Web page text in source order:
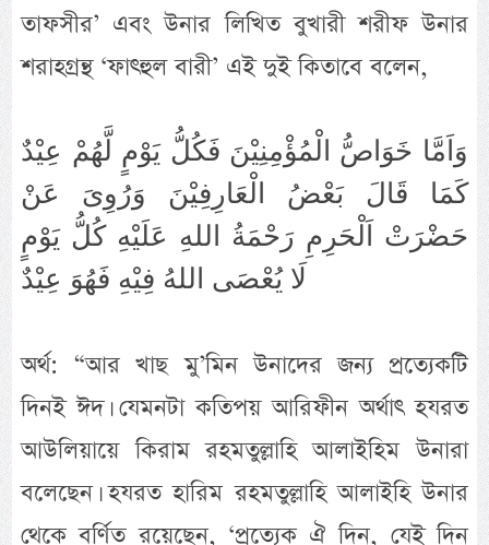
তাফসীর’ এবং উনার লিখিত বুখারী শরীফ উনার
শরাহগ্রন্থ ‘ফাত্হুল বারী’ এই দুই কিতাবে বলেন,
وَاَمَّا خَوَاصُّ الْمُؤْمِنِيْنَ فَكُلُّ يَوْمٍ لَّهُمْ عِيْدٌ
كَمَا قَالَ بَعْضُ الْعَارِفِيْنَ وَرُوِىَ عَنْ
حَضْرَتْ اَلْحَرِمِ رَحْمَةُ اللهِ عَلَيْهِ كُلُّ يَوْمٍ
لَا يُعْصَى اللهُ فِيْهِ فَهُوَ عِيْدٌ
অর্থ: “আর খাছ মু’মিন উনাদের জন্য প্রত্যেকটি
দিনই ঈদ। যেমনটা কতিপয় আরিফীন অর্থাৎ হযরত
আউলিয়ায়ে কিরাম রহমতুল্লাহি আলাইহিম উনারা
বলেছেন। হযরত হারিম রহমতুল্লাহি আলাইহি উনার
থেকে বর্ণিত রয়েছেন, ‘প্রত্যেক ঐ দিন, যেই দিন